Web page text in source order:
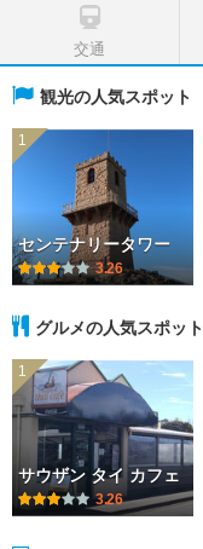
交通
観光の人気スポット
1
センテナリータワー
3.26
グルメの人気スポット
1
サウザン タイ カフェ
3.26